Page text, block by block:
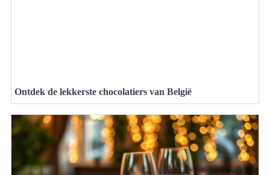
Ontdek de lekkerste chocolatiers van België